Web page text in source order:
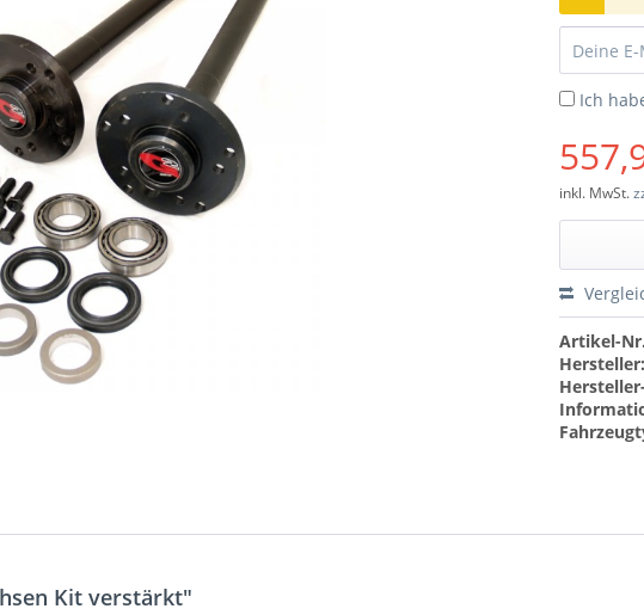
Ich
inkl. MwSt.
Artikel-
Hersteller:
Kit verstärkt"